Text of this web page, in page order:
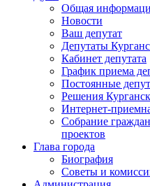
Общая
Новости
Ваш депутат
Депутаты
Кабинет депутата
График приема
Постоянные
Решения
Интернет-
Собрание
проектов
Глава города
Биография
Советы и